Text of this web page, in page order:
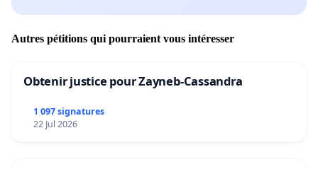
Autres pétitions qui pourraient vous intéresser
Obtenir justice pour Zayneb-Cassandra
1 097 signatures
22 Jul 2026